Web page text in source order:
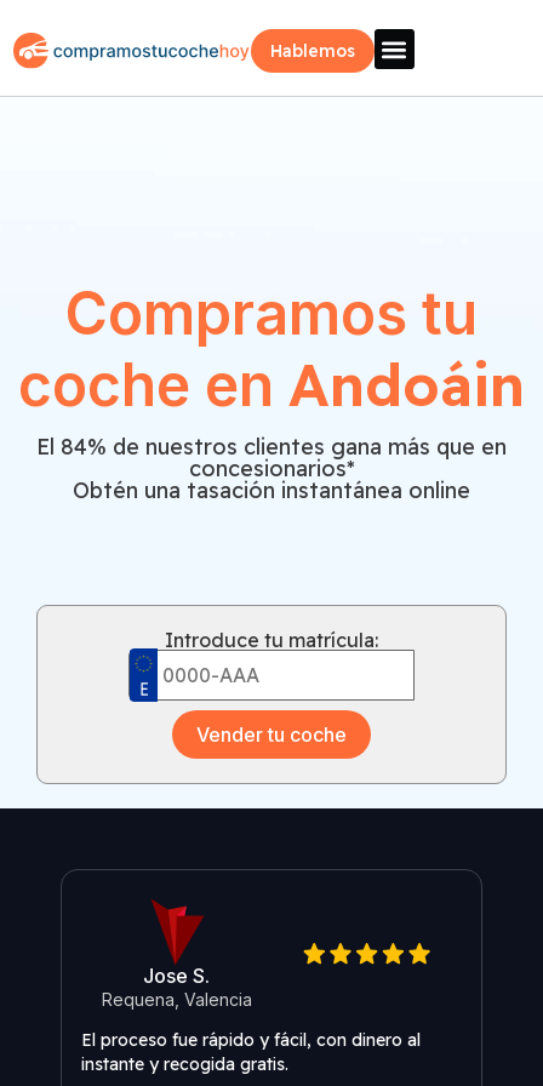
Hablemos
Compramos tu
coche en Andoáin
El 84% de nuestros clientes gana más que en
concesionarios*
Obtén una tasación instantánea online
Introduce tu matrícula:
Vender tu coche
Jose S.
Requena, Valencia
El proceso fue rápido y fácil, con dinero al
instante y recogida gratis.